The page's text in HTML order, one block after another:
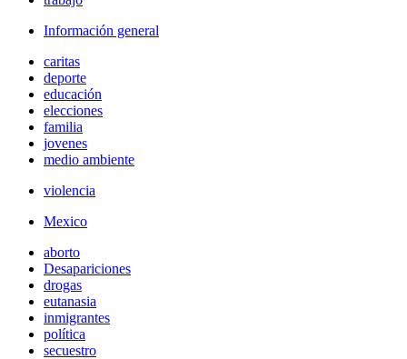
Información general
caritas
deporte
educación
elecciones
familia
jovenes
medio ambiente
violencia
Mexico
aborto
Desapariciones
drogas
eutanasia
inmigrantes
política
secuestro